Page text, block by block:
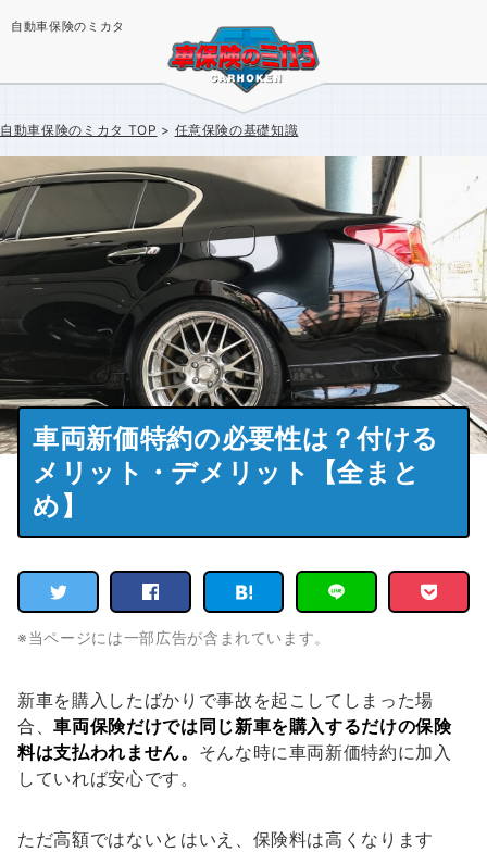
自動車保険のミカタ
自動車保険のミカタ TOP 任意保険の基礎知識
車両新価特約の必要性は？付ける
メリット・デメリット【全まと
め】
※当ページには一部広告が含まれています。
新車を購入したばかりで事故を起こしてしまった場
合、車両保険だけでは同じ新車を購入するだけの保険
料は支払われません。 そんな時に車両新価特約に加入
していれば安心です。
ただ高額ではないとはいえ、保険料は高くなります